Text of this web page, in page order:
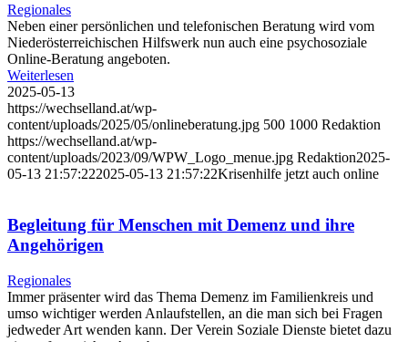
Regionales
Neben einer persönlichen und telefonischen Beratung wird vom
Niederösterreichischen Hilfswerk nun auch eine psychosoziale
Online-Beratung angeboten.
Weiterlesen
2025-05-13
https://wechselland.at/wp-
content/uploads/2025/05/onlineberatung.jpg 500 1000 Redaktion
https://wechselland.at/wp-
content/uploads/2023/09/WPW_Logo_menue.jpg Redaktion2025-
05-13 21:57:222025-05-13 21:57:22Krisenhilfe jetzt auch online
Begleitung für Menschen mit Demenz und ihre
Angehörigen
Regionales
Immer präsenter wird das Thema Demenz im Familienkreis und
umso wichtiger werden Anlaufstellen, an die man sich bei Fragen
jedweder Art wenden kann. Der Verein Soziale Dienste bietet dazu